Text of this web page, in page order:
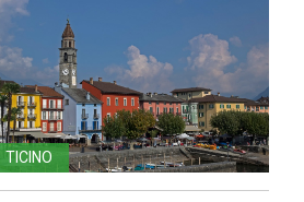
TICINO